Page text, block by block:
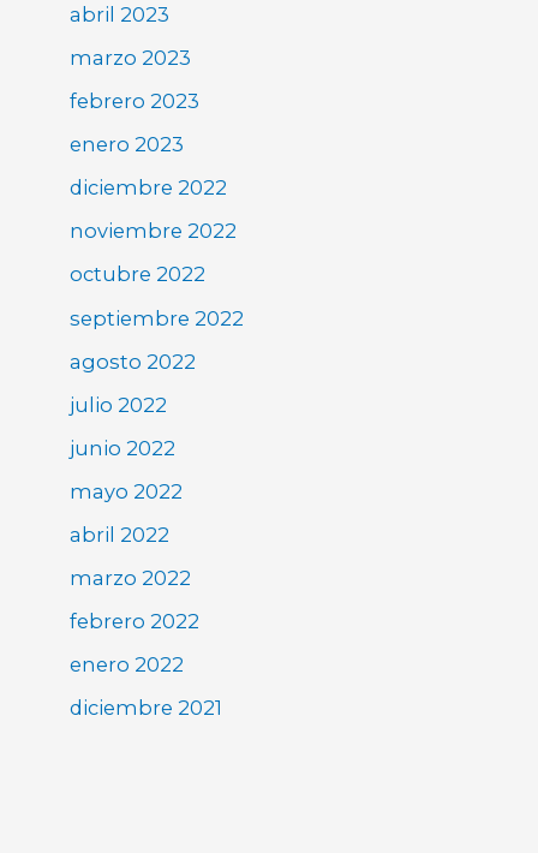
abril 2023
marzo 2023
febrero 2023
enero 2023
diciembre 2022
noviembre 2022
octubre 2022
septiembre 2022
agosto 2022
julio 2022
junio 2022
mayo 2022
abril 2022
marzo 2022
febrero 2022
enero 2022
diciembre 2021